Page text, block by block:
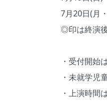
7月20日(月
◎印は終演
・受付開始
・未就学児
・上演時間